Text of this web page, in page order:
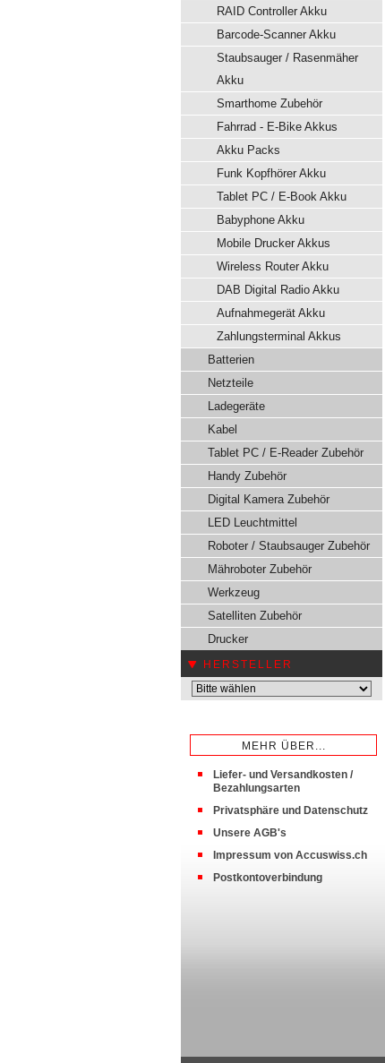
RAID Controller Akku
Barcode-Scanner Akku
Staubsauger / Rasenmäher
Akku
Smarthome Zubehör
Fahrrad - E-Bike Akkus
Akku Packs
Funk Kopfhörer Akku
Tablet PC / E-Book Akku
Babyphone Akku
Mobile Drucker Akkus
Wireless Router Akku
DAB Digital Radio Akku
Aufnahmegerät Akku
Zahlungsterminal Akkus
Batterien
Netzteile
Ladegeräte
Kabel
Tablet PC / E-Reader Zubehör
Handy Zubehör
Digital Kamera Zubehör
LED Leuchtmittel
Roboter / Staubsauger Zubehör
Mähroboter Zubehör
Werkzeug
Satelliten Zubehör
Drucker
HERSTELLER
MEHR ÜBER...
Liefer- und Versandkosten /
Bezahlungsarten
Privatsphäre und Datenschutz
Unsere AGB's
Impressum von Accuswiss.ch
Postkontoverbindung